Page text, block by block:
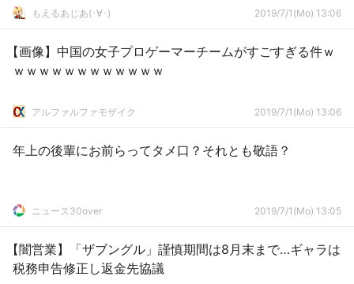
もえるあじあ(･∀･) 2019/7/1(Mo) 13:06
【画像】中国の女子プロゲーマーチームがすごすぎる件ｗ
ｗｗｗｗｗｗｗｗｗｗｗｗ
アルファルファモザイク 2019/7/1(Mo) 13:06
年上の後輩にお前らってタメ口？それとも敬語？
ニュース30over 2019/7/1(Mo) 13:05
【闇営業】「ザブングル」謹慎期間は8月末まで…ギャラは
税務申告修正し返金先協議